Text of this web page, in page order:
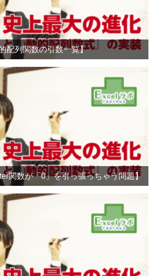
配列関数の引数一覧】
関数が「0」を引っ張っちゃう問題】